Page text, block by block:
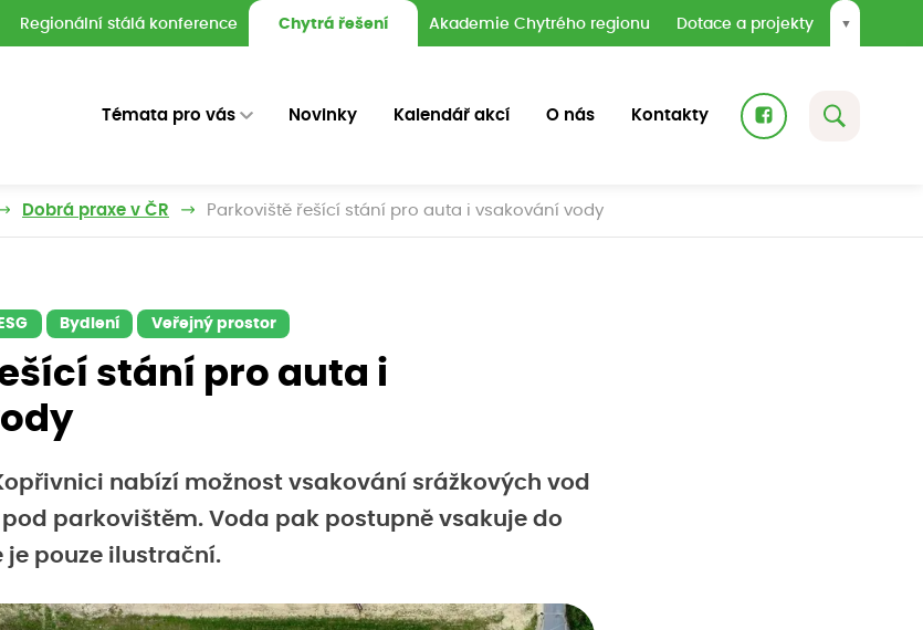
Regionální stálá konference Chytrá řešení Akademie Chytrého regionu Dotace a projekty ▼
Témata pro vás Novinky Kalendář akcí O nás Kontakty
Dobrá praxe v ČR Parkoviště řešící stání pro auta i vsakování vody
Bydlení Veřejný prostor
stání pro auta i
nabízí možnost vsakování srážkových vod
parkovištěm. Voda pak postupně vsakuje do
je pouze ilustrační.